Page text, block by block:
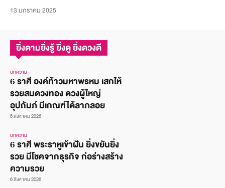
13 มกราคม 2025
ยิ่งตามยิ่งรู้ ยิ่งดู ยิ่งดวงดี
บทความ
6 ราศี องค์ท้าวมหาพรหม เสกให้
รวยสมดวงทอง ดวงผู้ใหญ่
อุปถัมภ์ มีเกณฑ์ได้ลาภลอย
6 สิงหาคม 2026
บทความ
6 ราศี พระราหูเข้าฝัน ยิ่งขยันยิ่ง
รวย มีโชคจากธุรกิจ ก่อร่างสร้าง
ความรวย
6 สิงหาคม 2026